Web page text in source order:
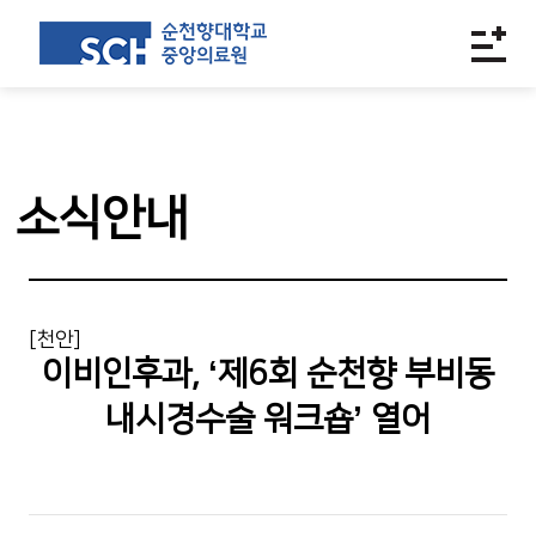
소식안내
[천안]
이비인후과, ‘제6회 순천향 부비동
내시경수술 워크숍’ 열어